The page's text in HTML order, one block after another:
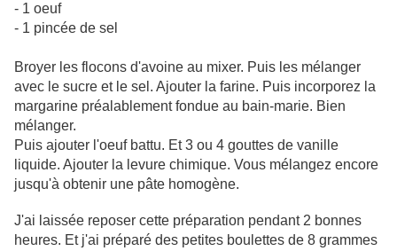
- 1 oeuf
- 1 pincée de sel
Broyer les flocons d'avoine au mixer. Puis les mélanger
avec le sucre et le sel. Ajouter la farine. Puis incorporez la
margarine préalablement fondue au bain-marie. Bien
mélanger.
Puis ajouter l'oeuf battu. Et 3 ou 4 gouttes de vanille
liquide. Ajouter la levure chimique. Vous mélangez encore
jusqu'à obtenir une pâte homogène.
J'ai laissée reposer cette préparation pendant 2 bonnes
heures. Et j'ai préparé des petites boulettes de 8 grammes